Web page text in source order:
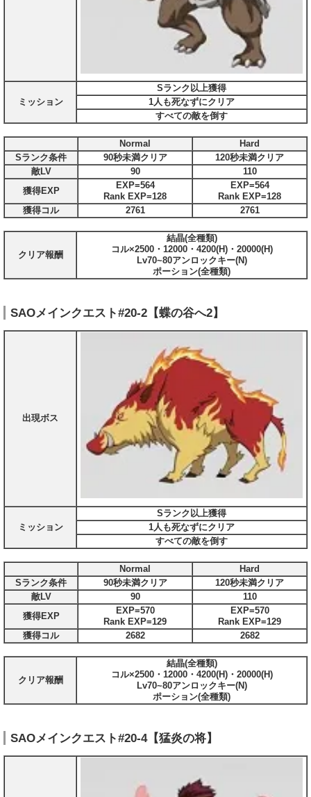
ミッション
Sランク以上獲得
1人も死なずにクリア
すべての敵を倒す
Normal
Hard
Sランク条件
90秒未満クリア
120秒未満クリア
敵LV
90
110
獲得EXP
EXP=564
Rank EXP=128
EXP=564
Rank EXP=128
獲得コル
2761 2761
クリア報酬
結晶(全種類)
コル×2500・12000・4200(H)・20000(H)
Lv70~80アンロックキー(N)
ポーション(全種類)
SAOメインクエスト#20-2【蝶の谷へ2】
出現ボス
ミッション
Sランク以上獲得
1人も死なずにクリア
すべての敵を倒す
Normal
Hard
Sランク条件
90秒未満クリア
120秒未満クリア
敵LV
90
110
獲得EXP
EXP=570
Rank EXP=129
EXP=570
Rank EXP=129
獲得コル
2682 2682
クリア報酬
結晶(全種類)
コル×2500・12000・4200(H)・20000(H)
Lv70~80アンロックキー(N)
ポーション(全種類)
SAOメインクエスト#20-4【猛炎の将】